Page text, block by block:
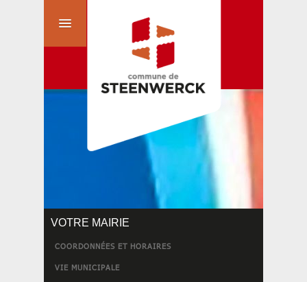
VOTRE MAIRIE
COORDONNÉES ET HORAIRES
VIE MUNICIPALE